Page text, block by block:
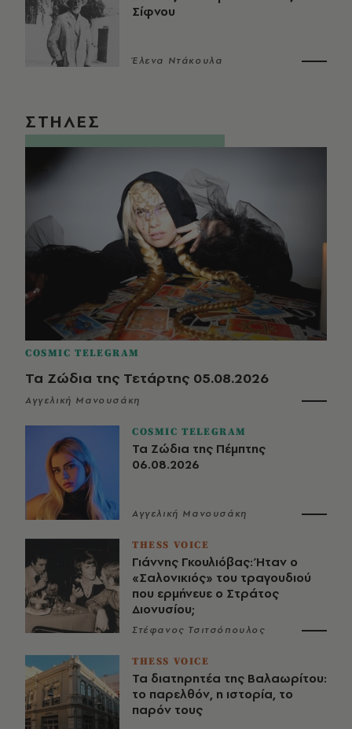
Σίφνου
Έλενα Ντάκουλα
ΣΤΗΛΕΣ
COSMIC TELEGRAM
Τα Ζώδια της Τετάρτης 05.08.2026
Αγγελική Μανουσάκη
COSMIC TELEGRAM
Τα Ζώδια της Πέμπτης
06.08.2026
Αγγελική Μανουσάκη
THESS VOICE
Γιάννης Γκουλιόβας: Ήταν ο
«Σαλονικιός» του τραγουδιού
που ερμήνευε ο Στράτος
Διονυσίου;
Στέφανος Τσιτσόπουλος
THESS VOICE
Τα διατηρητέα της Βαλαωρίτου:
το παρελθόν, η ιστορία, το
παρόν τους